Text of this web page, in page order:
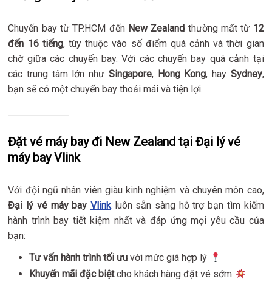
Chuyến bay từ TP.HCM đến New Zealand thường mất từ 12
đến 16 tiếng, tùy thuộc vào số điểm quá cảnh và thời gian
chờ giữa các chuyến bay. Với các chuyến bay quá cảnh tại
các trung tâm lớn như Singapore, Hong Kong, hay Sydney,
bạn sẽ có một chuyến bay thoải mái và tiện lợi.
Đặt vé máy bay đi New Zealand tại Đại lý vé
máy bay Vlink
Với đội ngũ nhân viên giàu kinh nghiệm và chuyên môn cao,
Đại lý vé máy bay Vlinkluôn sẵn sàng hỗ trợ bạn tìm kiếm
hành trình bay tiết kiệm nhất và đáp ứng mọi yêu cầu của
bạn:
Tư vấn hành trình tối ưu với mức giá hợp lý
Khuyến mãi đặc biệtcho khách hàng đặt vé sớm